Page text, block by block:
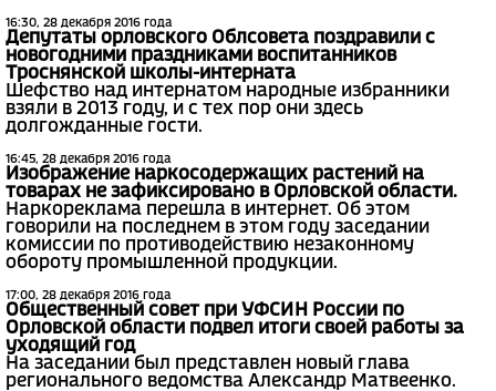
16:30, 28 декабря 2016 года
Депутаты орловского Облсовета поздравили с
новогодними праздниками воспитанников
Троснянской школы-интерната
Шефство над интернатом народные избранники
взяли в 2013 году, и с тех пор они здесь
долгожданные гости.
16:45, 28 декабря 2016 года
Изображение наркосодержащих растений на
товарах не зафиксировано в Орловской области.
Наркореклама перешла в интернет. Об этом
говорили на последнем в этом году заседании
комиссии по противодействию незаконному
обороту промышленной продукции.
17:00, 28 декабря 2016 года
Общественный совет при УФСИН России по
Орловской области подвел итоги своей работы за
уходящий год
На заседании был представлен новый глава
регионального ведомства Александр Матвеенко.